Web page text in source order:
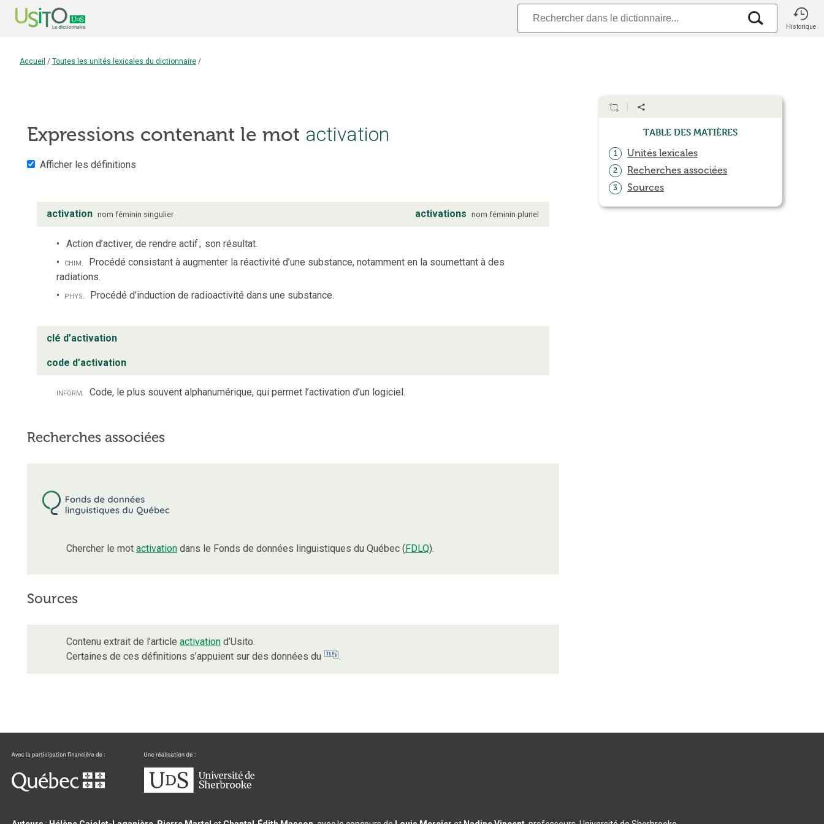
Historique
Accueil / Toutes les unités lexicales du dictionnaire /
Expressions contenant le mot activation
Afficher les définitions
activation nom féminin singulier activations nom féminin pluriel
Action d’activer, de rendre actif; son résultat.
chim. Procédé consistant à augmenter la réactivité d’une substance, notamment en la soumettant à des
radiations.
phys. Procédé d’induction de radioactivité dans une substance.
clé d’activation
code d’activation
inform. Code, le plus souvent alphanumérique, qui permet l’activation d’un logiciel.
Recherches associées
Chercher le mot activation dans le Fonds de données linguistiques du Québec (FDLQ).
Sources
Contenu extrait de l’article activation d’Usito.
Certaines de ces définitions s’appuient sur des données du
.
Table des matières
1 Unités lexicales
2 Recherches associées
3 Sources